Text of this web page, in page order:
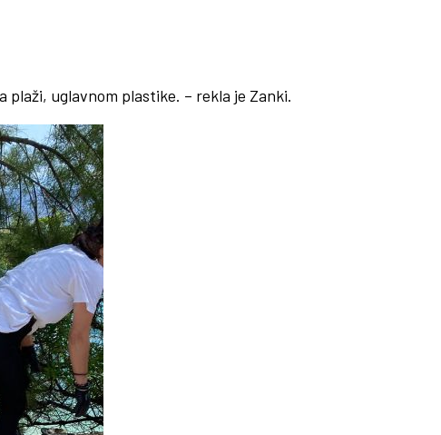
plaži, uglavnom plastike. – rekla je Zanki.